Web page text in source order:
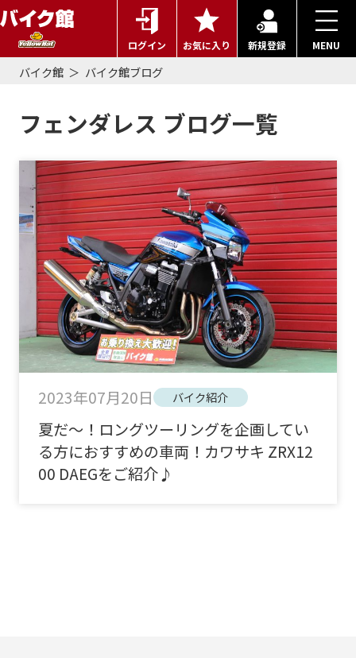
ログイン お気に入り 新規登録 MENU
バイク館 バイク館ブログ
フェンダレス ブログ一覧
2023年07月20日 バイク紹介
夏だ～！ロングツーリングを企画してい
る方におすすめの車両！カワサキ ZRX12
00 DAEGをご紹介♪